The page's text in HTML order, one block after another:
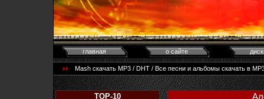
главная о сайте
Mash скачать MP3 / DHT / Все песни и альбомы скачать в
TOP-10